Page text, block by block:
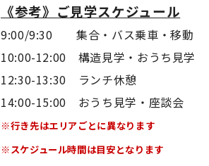
《参考》ご見学スケジュール
9:00/9:30 集合・バス乗車・移動
10:00-12:00 構造見学・おうち見学
12:30-13:30 ランチ休憩
14:00-15:00 おうち見学・座談会
※行き先はエリアごとに異なります
※スケジュール時間は目安となります